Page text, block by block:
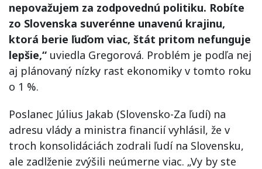
nepovažujem za zodpovednú politiku. Robíte
zo Slovenska suverénne unavenú krajinu,
ktorá berie ľuďom viac, štát pritom nefunguje
lepšie,“ uviedla Gregorová. Problém je podľa nej
aj plánovaný nízky rast ekonomiky v tomto roku
o 1 %.
Poslanec Július Jakab (Slovensko-Za ľudí) na
adresu vlády a ministra financií vyhlásil, že v
troch konsolidáciách zodrali ľudí na Slovensku,
ale zadlženie zvýšili neúmerne viac. „Vy by ste